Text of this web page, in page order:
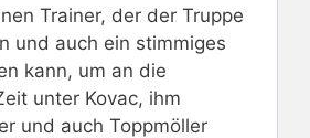
Trainer, der der Truppe
und auch ein stimmiges
kann, um an die
unter Kovac, ihm
und auch Toppmöller